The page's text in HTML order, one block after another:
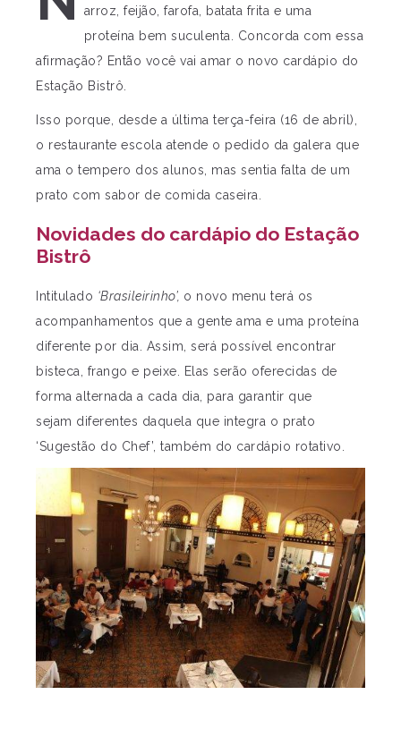
arroz, feijão, farofa, batata frita e uma
proteína bem suculenta. Concorda com essa
afirmação? Então você vai amar o novo cardápio do
Estação Bistrô.
Isso porque, desde a última terça-feira (16 de abril),
o restaurante escola atende o pedido da galera que
ama o tempero dos alunos, mas sentia falta de um
prato com sabor de comida caseira.
Novidades do cardápio do Estação
Bistrô
Intitulado ‘Brasileirinho’, o novo menu terá os
acompanhamentos que a gente ama e uma proteína
diferente por dia. Assim, será possível encontrar
bisteca, frango e peixe. Elas serão oferecidas de
forma alternada a cada dia, para garantir que
sejam diferentes daquela que integra o prato
‘Sugestão do Chef’, também do cardápio rotativo.